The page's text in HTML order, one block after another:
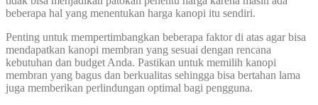
beberapa hal yang menentukan harga kanopi itu sendiri.
Penting untuk mempertimbangkan beberapa faktor di atas agar bisa
mendapatkan kanopi membran yang sesuai dengan rencana
kebutuhan dan budget Anda. Pastikan untuk memilih kanopi
membran yang bagus dan berkualitas sehingga bisa bertahan lama
juga memberikan perlindungan optimal bagi pengguna.